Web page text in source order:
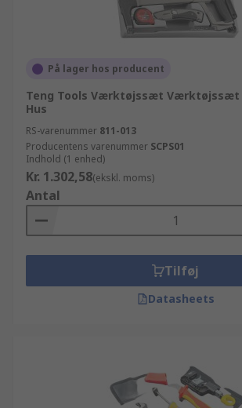
På lager hos producent
Teng Tools Værktøjssæt Værktøjssæt
Hus
RS-varenummer 811-013
Producentens varenummer SCPS01
Indhold (1 enhed)
Kr. 1.302,58(ekskl. moms)
Antal
Tilføj
Datasheets